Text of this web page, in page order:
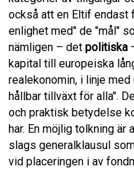
också att en Eltif endast
enlighet med" de "mål"
nämligen – det politiska
kapital till europeiska
realekonomin, i linje
hållbar tillväxt för alla".
och praktisk betydelse
har. En möjlig tolkning
slags generalklausul
vid placeringen i av